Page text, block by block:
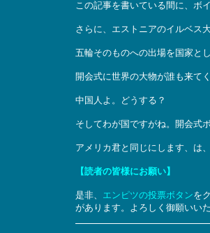
この記事を書いている間に、ボ
さらに、エストニアのイルベス
五輪そのものへの出場を国家と
開会式に世界の大物が誰も来て
中国人よ。どうする？
そしてわが国ですがね。開会式
アメリカ君と同じにします、は
【読者の皆様にお願い】
是非、 エンピツの投票ボタンを
があります。よろしく御願いいた